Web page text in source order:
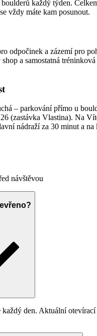
každý týden.
vždy máte kam posunout.
odpočinek a zázemí pro
a samostatná
– parkování přímo u
(zastávka Vlastina). Na
nádraží za 30 minut a na
návštěvou
každý den. Aktuální